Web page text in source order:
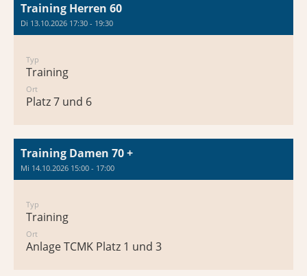
Training Herren 60
Di 13.10.2026 17:30 - 19:30
Typ
Training
Ort
Platz 7 und 6
Training Damen 70 +
Mi 14.10.2026 15:00 - 17:00
Typ
Training
Ort
Anlage TCMK Platz 1 und 3